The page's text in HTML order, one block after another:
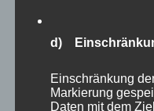
d)
Einschränkung
Markierung
Daten mit dem